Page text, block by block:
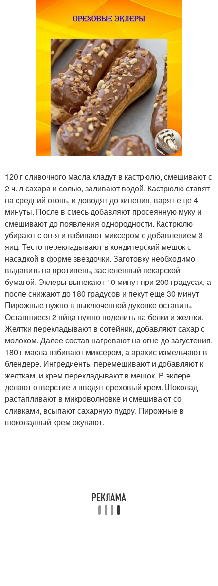
120 г сливочного масла кладут в кастрюлю, смешивают с
2 ч. л сахара и солью, заливают водой. Кастрюлю ставят
на средний огонь, и доводят до кипения, варят еще 4
минуты. После в смесь добавляют просеянную муку и
смешивают до появления однородности. Кастрюлю
убирают с огня и взбивают миксером с добавлением 3
яиц. Тесто перекладывают в кондитерский мешок с
насадкой в форме звездочки. Заготовку необходимо
выдавить на противень, застеленный пекарской
бумагой. Эклеры выпекают 10 минут при 200 градусах, а
после снижают до 180 градусов и пекут еще 30 минут.
Пирожные нужно в выключенной духовке оставить.
Оставшиеся 2 яйца нужно поделить на белки и желтки.
Желтки перекладывают в сотейник, добавляют сахар с
молоком. Далее состав нагревают на огне до загустения.
180 г масла взбивают миксером, а арахис измельчают в
блендере. Ингредиенты перемешивают и добавляют к
желткам, и крем перекладывают в мешок. В эклере
делают отверстие и вводят ореховый крем. Шоколад
растапливают в микроволновке и смешивают со
сливками, всыпают сахарную пудру. Пирожные в
шоколадный крем окунают.